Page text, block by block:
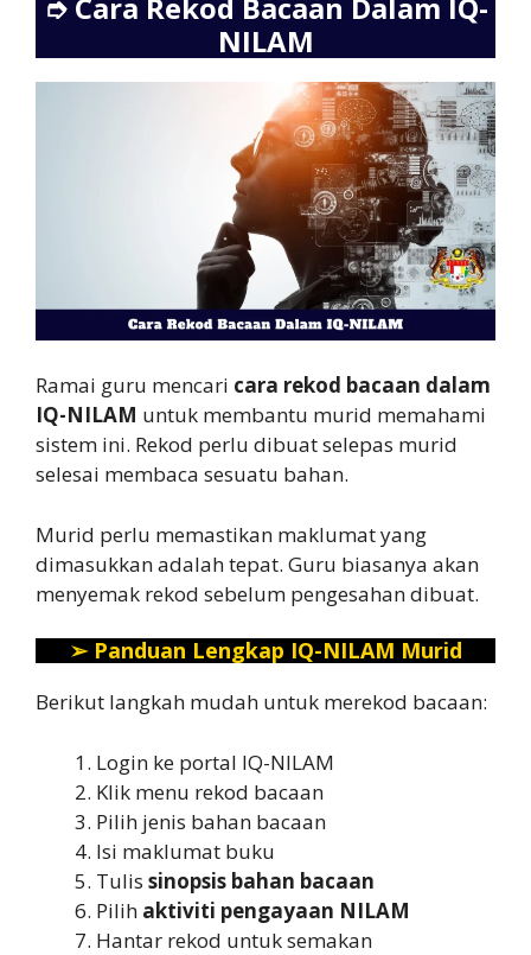
NILAM
Ramai guru mencari cara rekod bacaan dalam
IQ-NILAM untuk membantu murid memahami
sistem ini. Rekod perlu dibuat selepas murid
selesai membaca sesuatu bahan.
Murid perlu memastikan maklumat yang
dimasukkan adalah tepat. Guru biasanya akan
menyemak rekod sebelum pengesahan dibuat.
➢ Panduan Lengkap IQ-NILAM Murid
Berikut langkah mudah untuk merekod bacaan:
Login ke portal IQ-NILAM
Klik menu rekod bacaan
Pilih jenis bahan bacaan
Isi maklumat buku
Tulis sinopsis bahan bacaan
Pilih aktiviti pengayaan NILAM
Hantar rekod untuk semakan